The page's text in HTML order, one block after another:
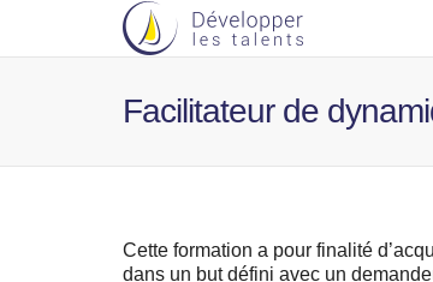
Facilitateur de
Cette formation a pour finalité
dans un but défini avec un